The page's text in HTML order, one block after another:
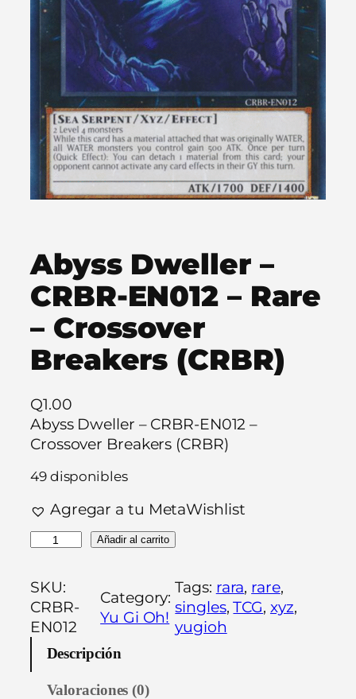
Abyss Dweller –
CRBR-EN012 – Rare
– Crossover
Breakers (CRBR)
Q1.00
Abyss Dweller – CRBR-EN012 –
Crossover Breakers (CRBR)
49 disponibles
Agregar a tu MetaWishlist
y
s
s
D
Añadir al carrito
SKU:
CRBR-
EN012
Category:
Yu Gi Oh!
Tags: rara, rare
singles, TCG, xyz
yugioh
Descripción
Valoraciones (0)